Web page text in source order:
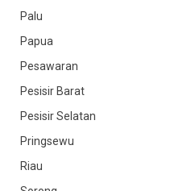
Palu
Papua
Pesawaran
Pesisir Barat
Pesisir Selatan
Pringsewu
Riau